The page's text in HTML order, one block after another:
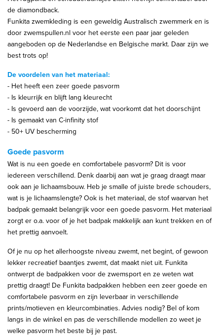
de diamondback.
Funkita zwemkleding is een geweldig Australisch zwemmerk en is
door zwemspullen.nl voor het eerste een paar jaar geleden
aangeboden op de Nederlandse en Belgische markt. Daar zijn we
best trots op!
De voordelen van het materiaal:
- Het heeft een zeer goede pasvorm
- Is kleurrijk en blijft lang kleurecht
- Is gevoerd aan de voorzijde, wat voorkomt dat het doorschijnt
- Is gemaakt van C-infinity stof
- 50+ UV bescherming
Goede pasvorm
Wat is nu een goede en comfortabele pasvorm? Dit is voor
iedereen verschillend. Denk daarbij aan wat je graag draagt maar
ook aan je lichaamsbouw. Heb je smalle of juiste brede schouders,
wat is je lichaamslengte? Ook is het materiaal, de stof waarvan het
badpak gemaakt belangrijk voor een goede pasvorm. Het materiaal
zorgt er o.a. voor of je het badpak makkelijk aan kunt trekken en of
het prettig aanvoelt.
Of je nu op het allerhoogste niveau zwemt, net begint, of gewoon
lekker recreatief baantjes zwemt, dat maakt niet uit. Funkita
ontwerpt de badpakken voor de zwemsport en ze weten wat
prettig draagt! De Funkita badpakken hebben een zeer goede en
comfortabele pasvorm en zijn leverbaar in verschillende
prints/motieven en kleurcombinaties. Advies nodig? Bel of kom
langs in de winkel en pas de verschillende modellen zo weet je
welke pasvorm het beste bij je past.